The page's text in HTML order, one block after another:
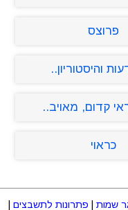
פרוצס
והיסטוריון..
קדום, מאויב..
כראוי
שמות פתרונות לתשבצים